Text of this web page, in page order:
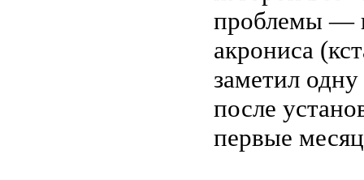
проблемы —
акрониса
заметил
после
первые